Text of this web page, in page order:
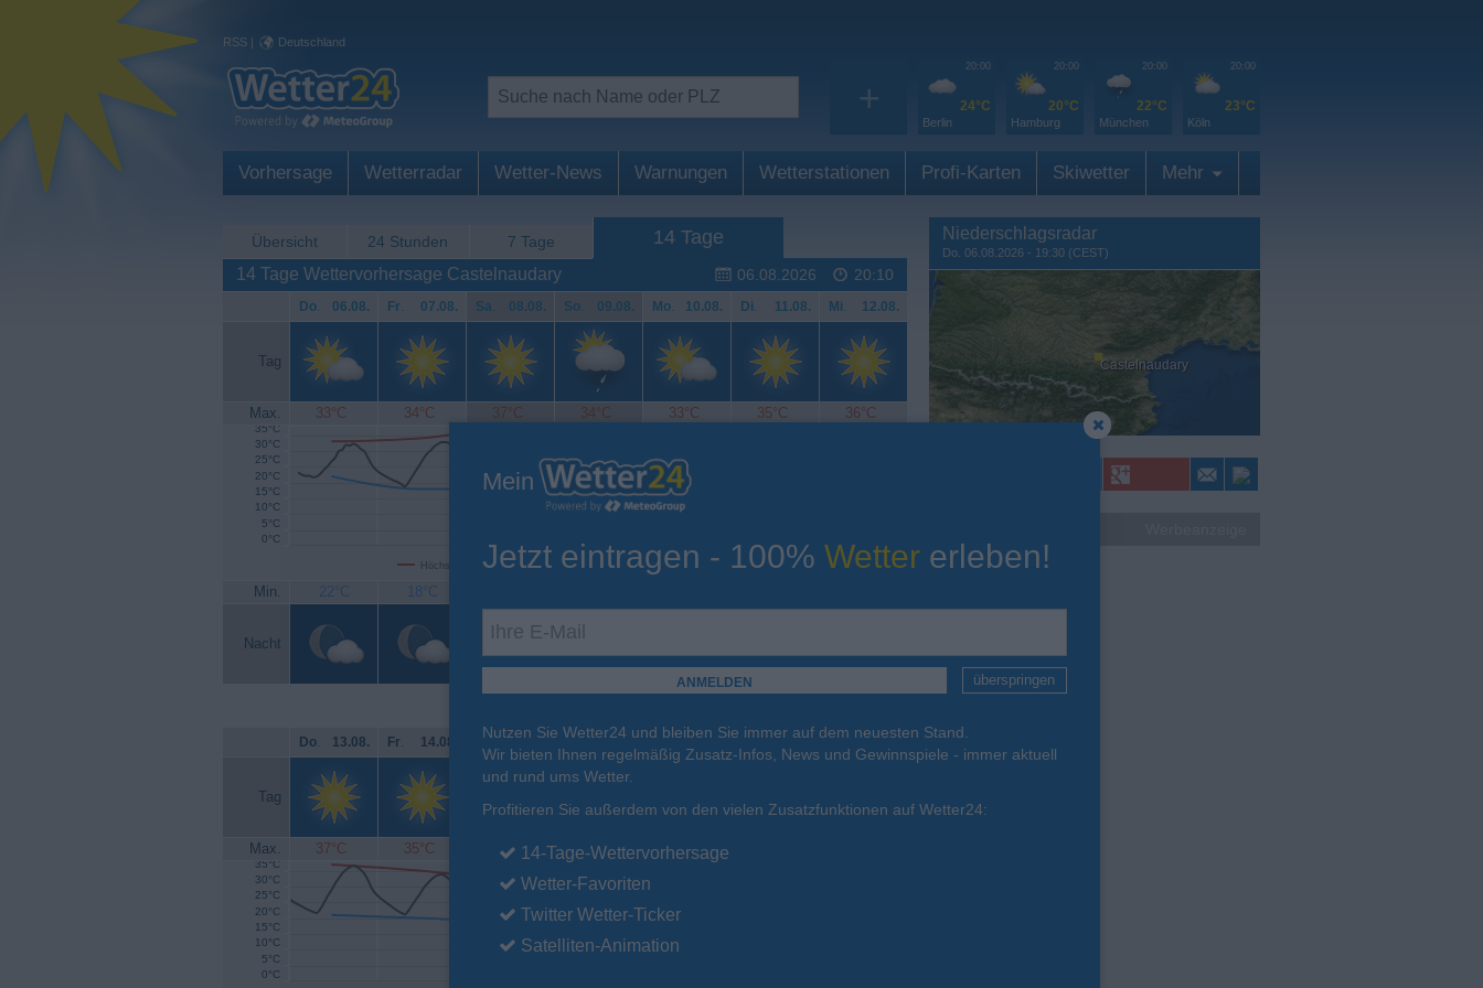
RSS | Deutschland
+
20:00
24°C
Berlin
20:00
20°C
Hamburg
20:00
22°C
München
20:00
23°C
Köln
Vorhersage Wetterradar Wetter-News Warnungen Wetterstationen Profi-Karten Skiwetter Mehr
Übersicht 24 Stunden 7 Tage 14 Tage
06.08.2026 20:10
14 Tage Wettervorhersage Castelnaudary
Do. 06.08. Fr. 07.08. Sa. 08.08. So. 09.08. Mo. 10.08. Di. 11.08. Mi. 12.08.
Tag
Max. 33°C 34°C 37°C 34°C 33°C 35°C 36°C
Höchsttemperatur Tiefsttemperatur Aktuelle Temperatur
0°C
5°C
10°C
15°C
20°C
25°C
30°C
35°C
Min. 22°C 18°C
Nacht
Do. 13.08. Fr. 14.08. Sa. 15.08. So. 16.08. Mo . 17.08. Di. 18.08. Mi. 19.08.
Tag
Max. 37°C 35°C 32°C 31°C 30°C
0°C
5°C
10°C
15°C
20°C
25°C
30°C
35°C
Niederschlagsradar
Do. 06.08.2026 - 19:30 (CEST)
Castelnaudary
Mein
Jetzt eintragen - 100% Wetter erleben!
überspringen
Nutzen Sie Wetter24 und bleiben Sie immer auf dem neuesten Stand.
Wir bieten Ihnen regelmäßig Zusatz-Infos, News und Gewinnspiele - immer aktuell
und rund ums Wetter.
Profitieren Sie außerdem von den vielen Zusatzfunktionen auf Wetter24:
14-Tage-Wettervorhersage
Wetter-Favoriten
Twitter Wetter-Ticker
Satelliten-Animation